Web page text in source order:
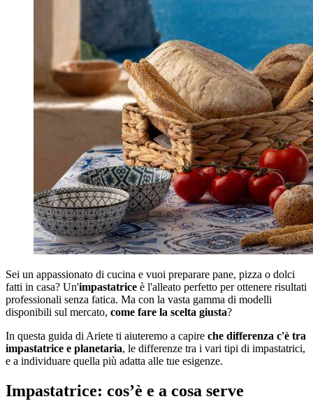
Sei un appassionato di cucina e vuoi preparare pane, pizza o dolci
fatti in casa? Un'impastatrice è l'alleato perfetto per ottenere risultati
professionali senza fatica. Ma con la vasta gamma di modelli
disponibili sul mercato, come fare la scelta giusta?
In questa guida di Ariete ti aiuteremo a capire che differenza c'è tra
impastatrice e planetaria, le differenze tra i vari tipi di impastatrici,
e a individuare quella più adatta alle tue esigenze.
Impastatrice: cos’è e a cosa serve